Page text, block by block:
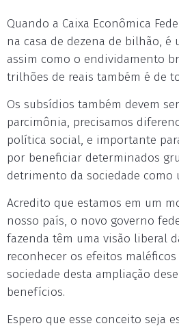
Quando a Caixa Econômica
na casa de dezena de bilhão, é
assim como o endividamento
trilhões de reais também é de
Os subsídios também devem
parcimônia, precisamos
política social, e importante
por beneficiar determinados
detrimento da sociedade como
Acredito que estamos em um
nosso país, o novo governo
fazenda têm uma visão liberal
reconhecer os efeitos
sociedade desta ampliação
benefícios.
Espero que esse conceito seja